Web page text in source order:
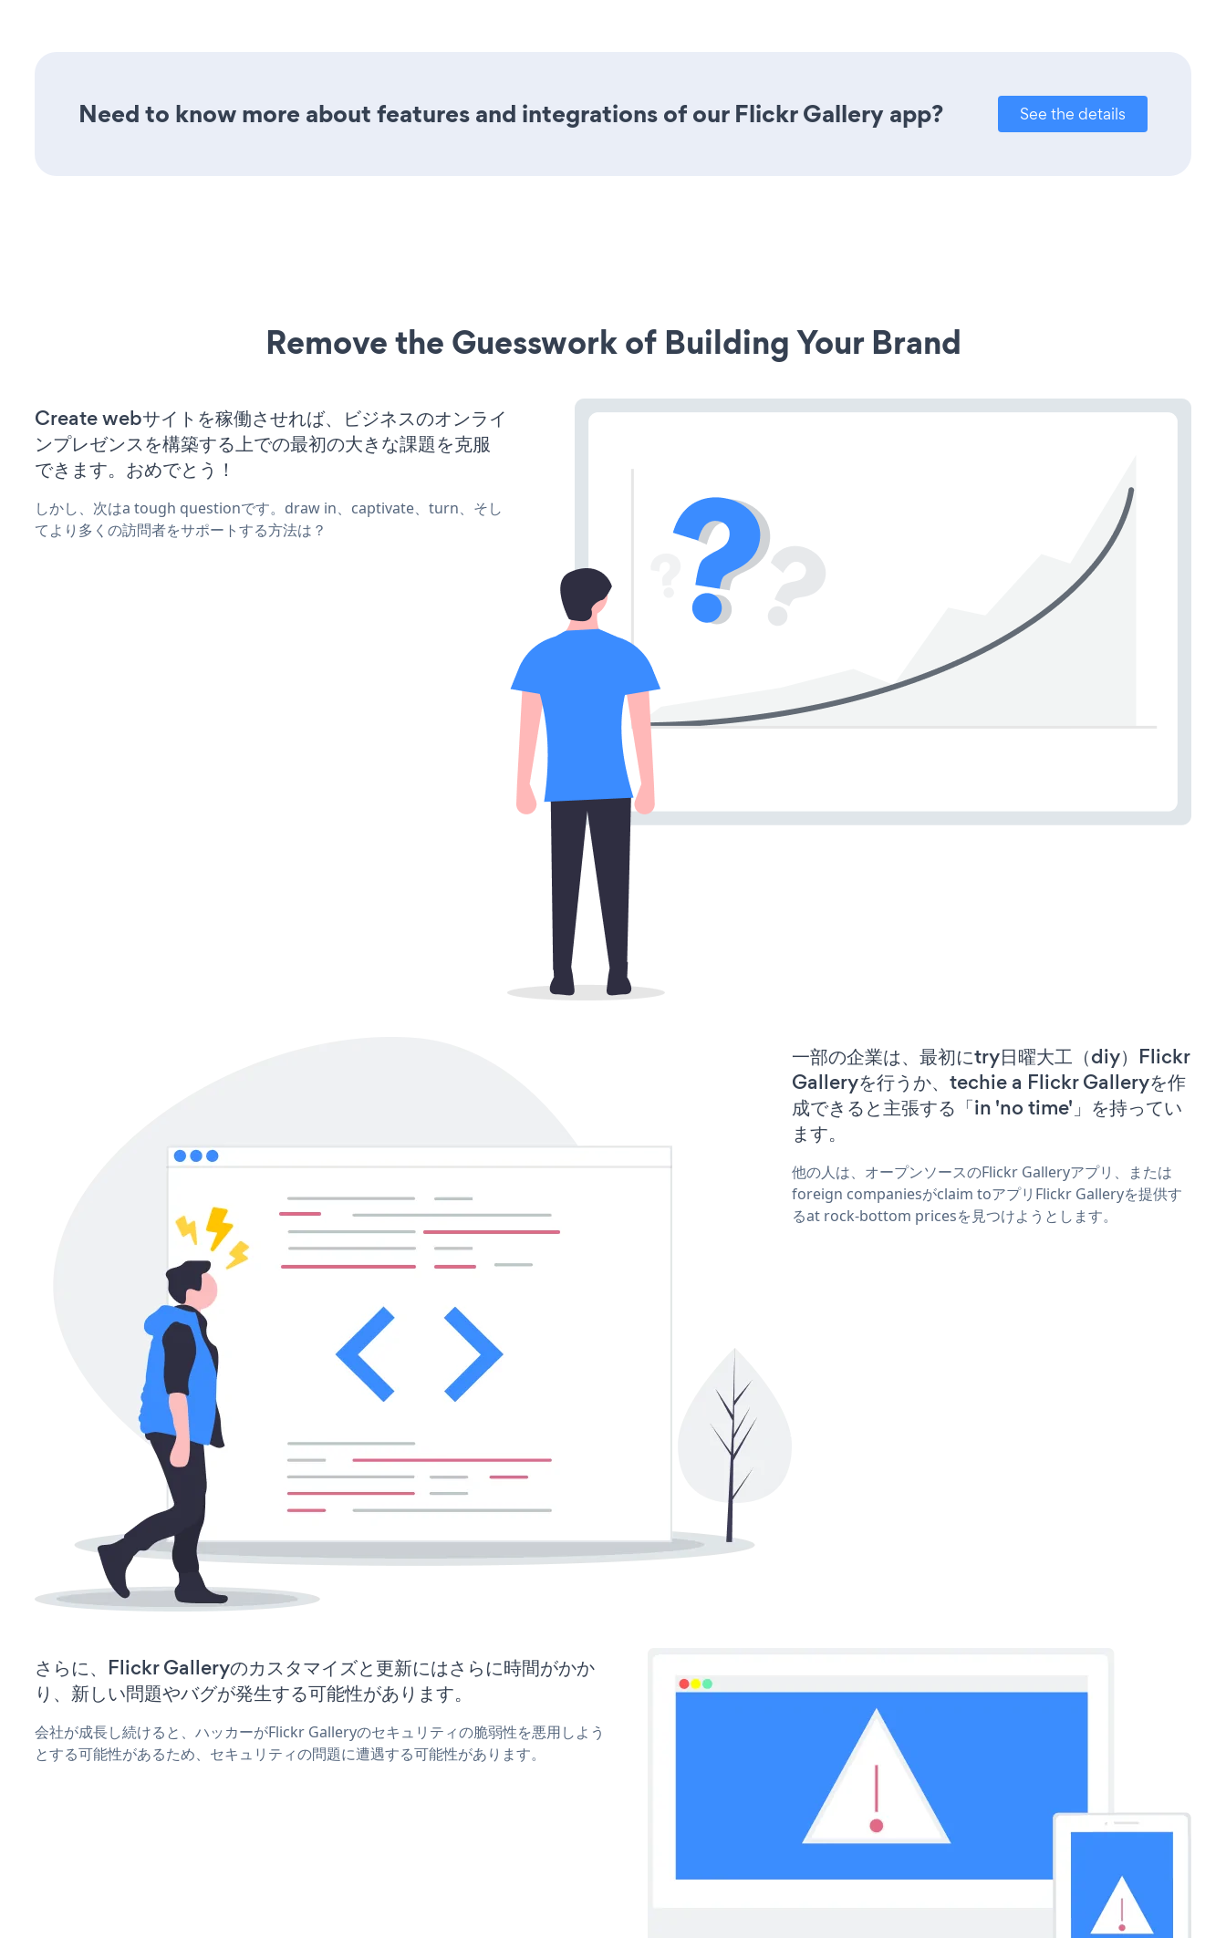
Need to know more about features and integrations of our Flickr Gallery app? See the details
Remove the Guesswork of Building Your Brand
Create webサイトを稼働させれば、ビジネスのオンライ
ンプレゼンスを構築する上での最初の大きな課題を克服
できます。おめでとう！
しかし、次はa tough questionです。draw in、captivate、turn、そし
てより多くの訪問者をサポートする方法は？
一部の企業は、最初にtry日曜大工（diy）Flickr
Galleryを行うか、techie a Flickr Galleryを作
成できると主張する「in 'no time'」を持ってい
ます。
他の人は、オープンソースのFlickr Galleryアプリ、または
foreign companiesがclaim toアプリFlickr Galleryを提供す
るat rock-bottom pricesを見つけようとします。
さらに、Flickr Galleryのカスタマイズと更新にはさらに時間がかか
り、新しい問題やバグが発生する可能性があります。
会社が成長し続けると、ハッカーがFlickr Galleryのセキュリティの脆弱性を悪用しよう
とする可能性があるため、セキュリティの問題に遭遇する可能性があります。